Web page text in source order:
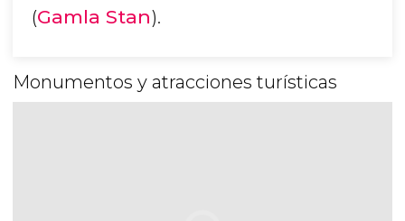
(Gamla Stan).
Monumentos y atracciones turísticas